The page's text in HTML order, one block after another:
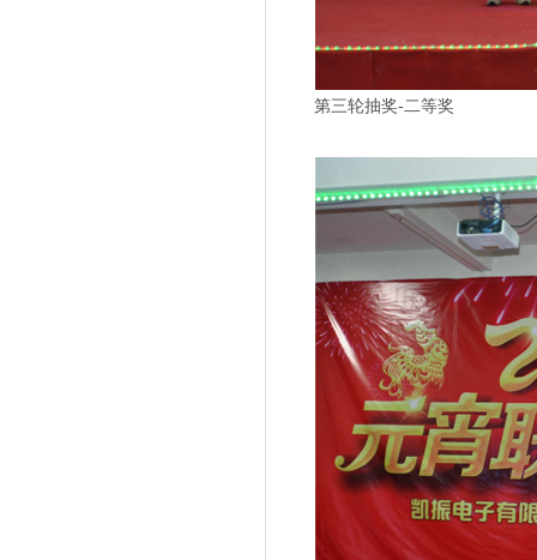
第三轮抽奖-二等奖